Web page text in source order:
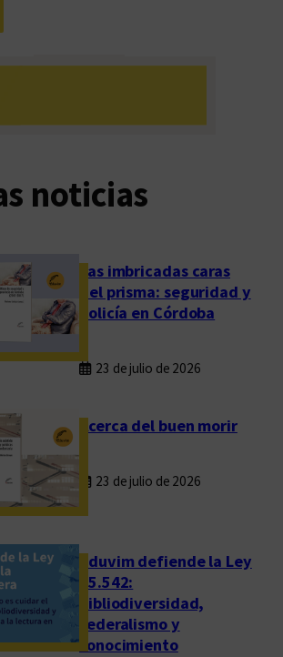
noticias
Las imbricadas caras
del prisma: seguridad y
policía en Córdoba
23 de julio de 2026
Acerca del buen morir
23 de julio de 2026
Eduvim defiende la Ley
25.542:
bibliodiversidad,
federalismo y
conocimiento